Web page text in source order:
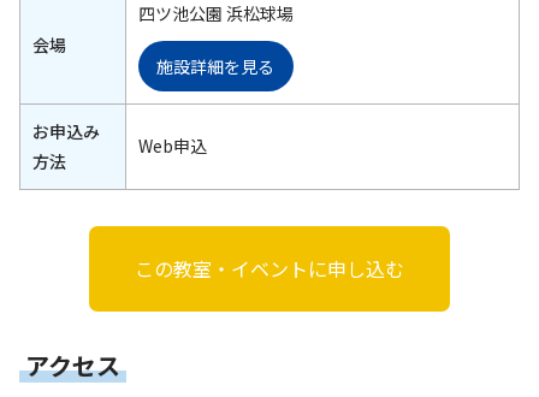
会場
四ツ池公園 浜松球場
施設詳細を見る
お申込み
方法
Web申込
この教室・イベントに申し込む
アクセス